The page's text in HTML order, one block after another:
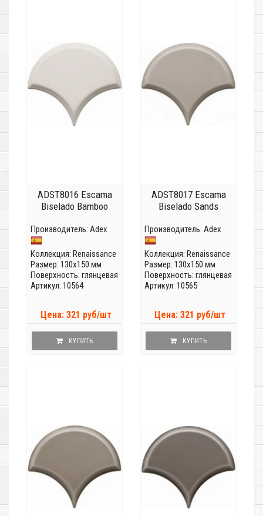
ADST8016 Escama
Biselado Bamboo
Производитель: Adex
Коллекция: Renaissance
Размер: 130x150 мм
Поверхность: глянцевая
Артикул: 10564
Цена: 321 руб/шт
КУПИТЬ
ADST8017 Escama
Biselado Sands
Производитель: Adex
Коллекция: Renaissance
Размер: 130x150 мм
Поверхность: глянцевая
Артикул: 10565
Цена: 321 руб/шт
КУПИТЬ